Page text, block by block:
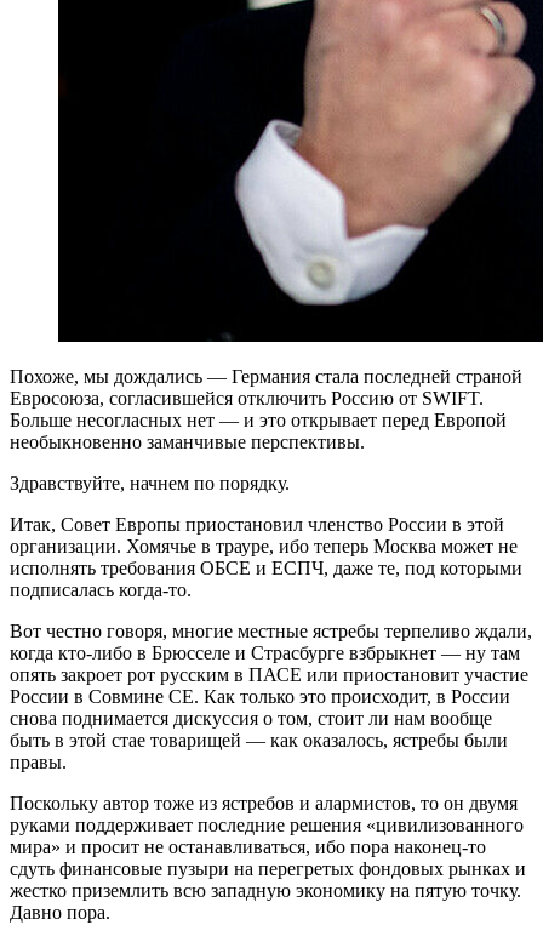
Похоже, мы дождались — Германия стала последней страной
Евросоюза, согласившейся отключить Россию от SWIFT.
Больше несогласных нет — и это открывает перед Европой
необыкновенно заманчивые перспективы.
Здравствуйте, начнем по порядку.
Итак, Совет Европы приостановил членство России в этой
организации. Хомячье в трауре, ибо теперь Москва может не
исполнять требования ОБСЕ и ЕСПЧ, даже те, под которыми
подписалась когда-то.
Вот честно говоря, многие местные ястребы терпеливо ждали,
когда кто-либо в Брюсселе и Страсбурге взбрыкнет — ну там
опять закроет рот русским в ПАСЕ или приостановит участие
России в Совмине СЕ. Как только это происходит, в России
снова поднимается дискуссия о том, стоит ли нам вообще
быть в этой стае товарищей — как оказалось, ястребы были
правы.
Поскольку автор тоже из ястребов и алармистов, то он двумя
руками поддерживает последние решения «цивилизованного
мира» и просит не останавливаться, ибо пора наконец-то
сдуть финансовые пузыри на перегретых фондовых рынках и
жестко приземлить всю западную экономику на пятую точку.
Давно пора.